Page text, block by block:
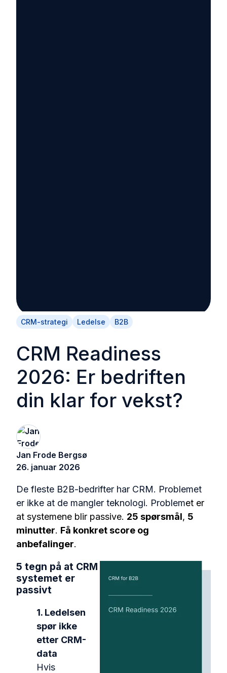
CRM-strategi Ledelse B2B
CRM Readiness
2026: Er bedriften
din klar for vekst?
Jan Frode Bergsø
26. januar 2026
De fleste B2B-bedrifter har CRM. Problemet
er ikke at de mangler teknologi. Problemet er
at systemene blir passive. 25 spørsmål, 5
minutter. Få konkret score og
anbefalinger.
5 tegn på at CRM
systemet er
passivt
1. Ledelsen
spør ikke
etter CRM-
data
Hvis